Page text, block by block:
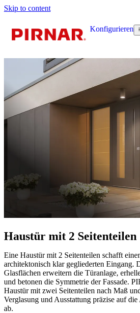
Skip to content
Konfigurieren
Haustür mit 2 Seitenteilen
Eine Haustür mit 2 Seitenteilen schafft
architektonisch klar gegliederten Eingang.
Glasflächen erweitern die Türanlage,
und betonen die Symmetrie der Fassade.
Haustür mit zwei Seitenteilen nach Maß
Verglasung und Ausstattung präzise auf
ab.